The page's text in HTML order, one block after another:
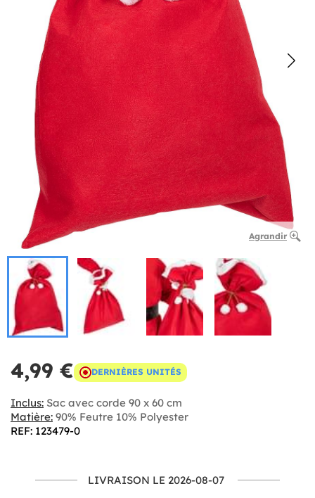
Agrandir
4,99 € DERNIÈRES UNITÉS
Inclus: Sac avec corde 90 x 60 cm
Matière: 90% Feutre 10% Polyester
REF: 123479-0
LIVRAISON LE 2026-08-07